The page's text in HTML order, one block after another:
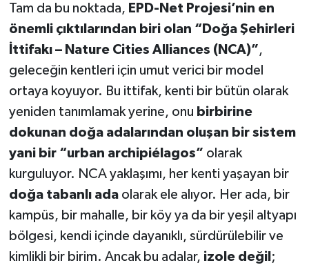
Tam da bu noktada, EPD-Net Projesi’nin en
önemli çıktılarından biri olan “Doğa Şehirleri
İttifakı – Nature Cities Alliances (NCA)”,
geleceğin kentleri için umut verici bir model
ortaya koyuyor. Bu ittifak, kenti bir bütün olarak
yeniden tanımlamak yerine, onu birbirine
dokunan doğa adalarından oluşan bir sistem
yani bir “urban archipiélagos” olarak
kurguluyor. NCA yaklaşımı, her kenti yaşayan bir
doğa tabanlı adaolarak ele alıyor. Her ada, bir
kampüs, bir mahalle, bir köy ya da bir yeşil altyapı
bölgesi, kendi içinde dayanıklı, sürdürülebilir ve
kimlikli bir birim. Ancak bu adalar, izole değil ;